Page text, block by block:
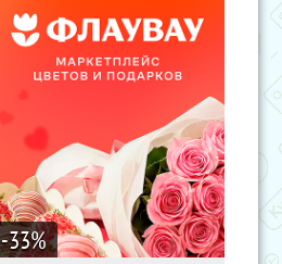
-33%